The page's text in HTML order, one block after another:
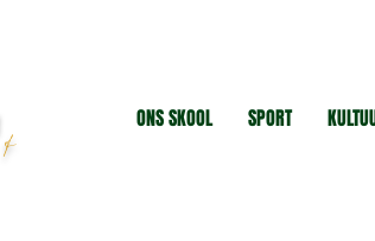
ONS SKOOL SPORT